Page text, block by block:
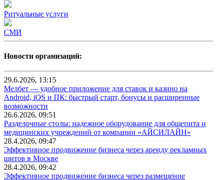
Ритуальные услуги
СМИ
Новости организаций:
29.6.2026, 13:15
Мелбет — удобное приложение для ставок и казино на
Android, iOS и ПК: быстрый старт, бонусы и расширенные
возможности
26.6.2026, 09:51
Разделочные столы: надежное оборудование для общепита и
медицинских учреждений от компании «АЙСИЛАЙН»
28.4.2026, 09:47
Эффективное продвижение бизнеса через аренду рекламных
щитов в Москве
28.4.2026, 09:42
Эффективное продвижение бизнеса через размещение